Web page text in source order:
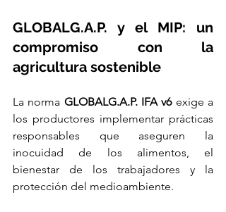
GLOBALG.A.P. y el MIP: un
compromiso con la
agricultura sostenible
La norma GLOBALG.A.P. IFA v6 exige a
los productores implementar prácticas
responsables que aseguren la
inocuidad de los alimentos, el
bienestar de los trabajadores y la
protección del medioambiente.